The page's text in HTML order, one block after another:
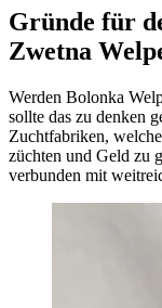
Gründe für
Zwetna
Werden Bolonka
sollte das zu denken
Zuchtfabriken,
züchten und Geld zu
verbunden mit